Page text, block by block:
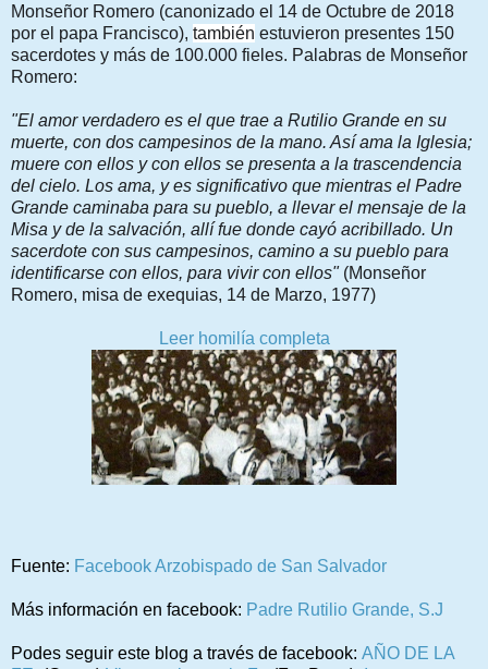
Monseñor Romero (canonizado el 14 de Octubre de 2018
por el papa Francisco), también estuvieron presentes 150
sacerdotes y más de 100.000 fieles. Palabras de Monseñor
Romero:
"El amor verdadero es el que trae a Rutilio Grande en su
muerte, con dos campesinos de la mano. Así ama la Iglesia;
muere con ellos y con ellos se presenta a la trascendencia
del cielo. Los ama, y es significativo que mientras el Padre
Grande caminaba para su pueblo, a llevar el mensaje de la
Misa y de la salvación, allí fue donde cayó acribillado. Un
sacerdote con sus campesinos, camino a su pueblo para
identificarse con ellos, para vivir con ellos" (Monseñor
Romero, misa de exequias, 14 de Marzo, 1977)
Leer homilía completa
Fuente: Facebook Arzobispado de San Salvador
Más información en facebook: Padre Rutilio Grande, S.J
Podes seguir este blog a través de facebook: AÑO DE LA